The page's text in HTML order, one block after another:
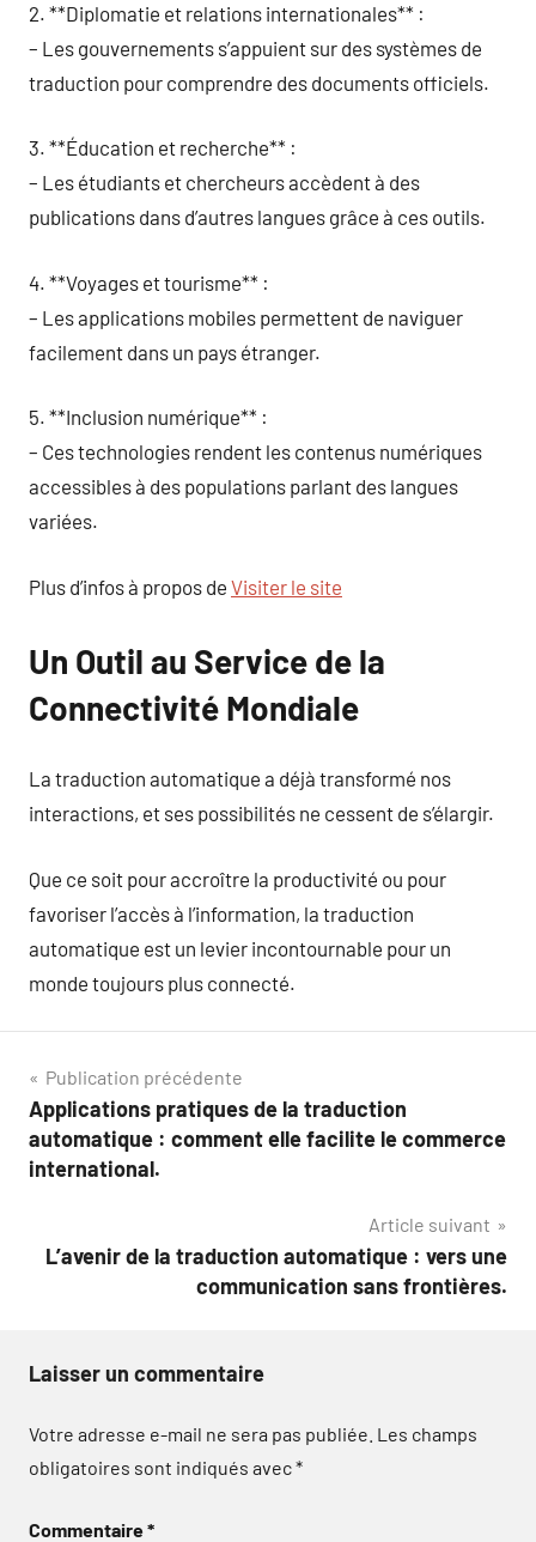
2. **Diplomatie et relations internationales** :
– Les gouvernements s’appuient sur des systèmes de
traduction pour comprendre des documents officiels.
3. **Éducation et recherche** :
– Les étudiants et chercheurs accèdent à des
publications dans d’autres langues grâce à ces outils.
4. **Voyages et tourisme** :
– Les applications mobiles permettent de naviguer
facilement dans un pays étranger.
5. **Inclusion numérique** :
– Ces technologies rendent les contenus numériques
accessibles à des populations parlant des langues
variées.
Plus d’infos à propos de Visiter le site
Un Outil au Service de la
Connectivité Mondiale
La traduction automatique a déjà transformé nos
interactions, et ses possibilités ne cessent de s’élargir.
Que ce soit pour accroître la productivité ou pour
favoriser l’accès à l’information, la traduction
automatique est un levier incontournable pour un
monde toujours plus connecté.
Navigation
de
l’article
Publication précédente
Applications pratiques de la traduction
automatique : comment elle facilite le commerce
international.
Article suivant
L’avenir de la traduction automatique : vers une
communication sans frontières.
Laisser un commentaire
Votre adresse e-mail ne sera pas publiée. Les champs
obligatoires sont indiqués avec*
Commentaire*